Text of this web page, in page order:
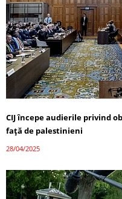
CIJ începe audierile privind
față de palestinieni
28/04/2025